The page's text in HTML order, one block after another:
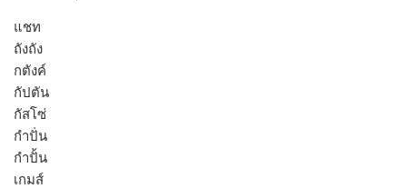
แชท
ถังถัง
กตังค์
กัปตัน
กัสโซ่
กำปั่น
กำปั้น
เกมส์